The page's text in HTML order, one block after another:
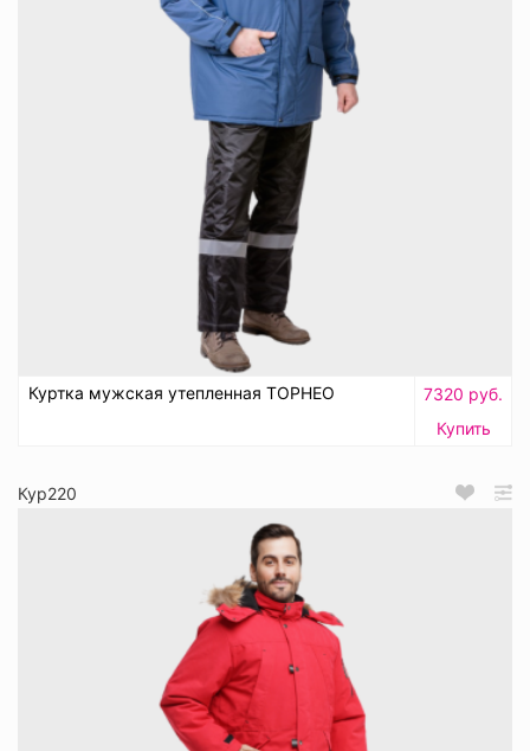
Куртка мужская утепленная ТОРНЕО
7320 руб.
Купить
Кур220